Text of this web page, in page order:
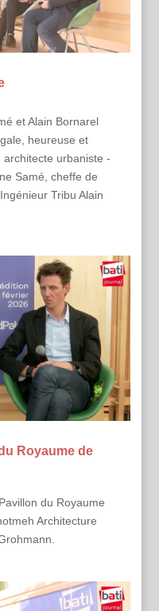
et Alain Bornarel
heureuse et
architecte urbaniste -
Samé, cheffe de
Tribu Alain
Royaume de
du Royaume
Architecture